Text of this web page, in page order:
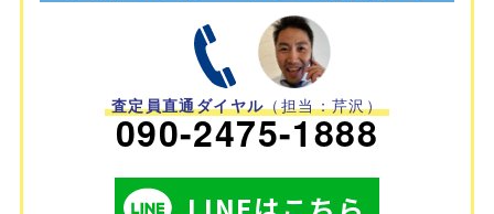
査定員直通ダイヤル（担当：芹沢）
090-2475-1888